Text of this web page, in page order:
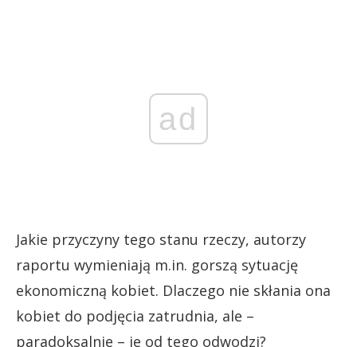
ad
Jakie przyczyny tego stanu rzeczy, autorzy
raportu wymieniają m.in. gorszą sytuację
ekonomiczną kobiet. Dlaczego nie skłania ona
kobiet do podjęcia zatrudnia, ale –
paradoksalnie – je od tego odwodzi?